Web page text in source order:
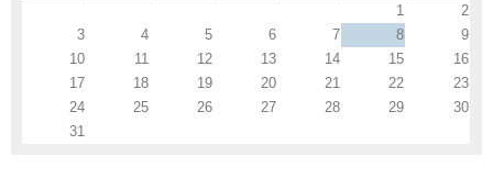
1
2
3
4 5 6 7 8
9
10
11 12 13 14 15
16
17
18 19 20 21 22
23
24
25 26 27 28 29
30
31